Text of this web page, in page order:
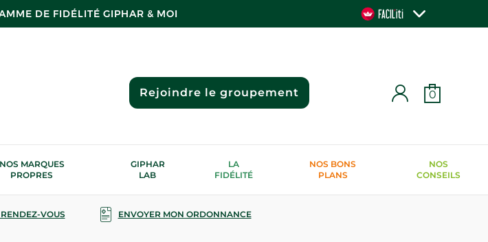
DE FIDÉLITÉ GIPHAR & MOI
Rejoindre le groupement 0
NOS MARQUES
PROPRES
GIPHAR
LAB
LA
FIDÉLITÉ
NOS BONS
PLANS
NOS
CONSEILS
VOUS ENVOYER MON ORDONNANCE